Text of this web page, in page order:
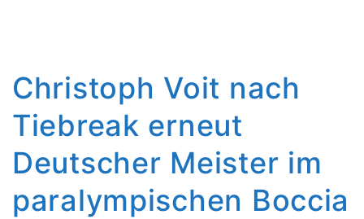
Christoph Voit nach
Tiebreak erneut
Deutscher Meister im
paralympischen Boccia